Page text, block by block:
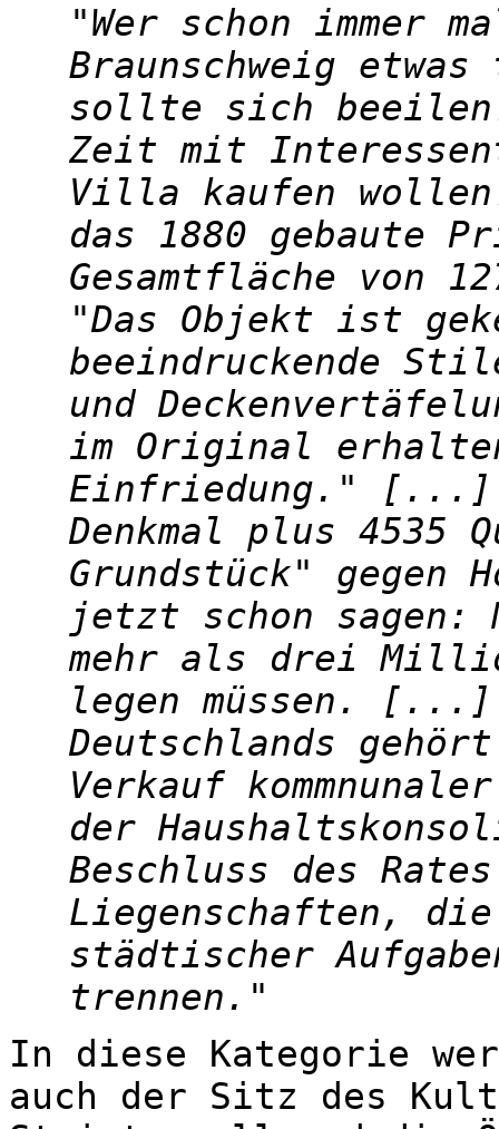
Wer schon immer
Braunschweig
sollte sich
Zeit mit
Villa kaufen
das 1880 gebaute
Gesamtfläche von
"Das Objekt ist
beeindruckende
und
im Original
Einfriedung." [...]
Denkmal plus 4535
Grundstück" gegen
jetzt schon sagen:
mehr als drei
legen müssen. [...]
Deutschlands
Verkauf
der
Beschluss des
Liegenschaften,
städtischer
trennen.
In diese Kategorie
auch der Sitz des